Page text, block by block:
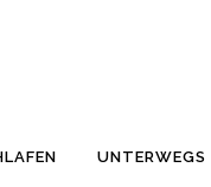
UNTERWEGS